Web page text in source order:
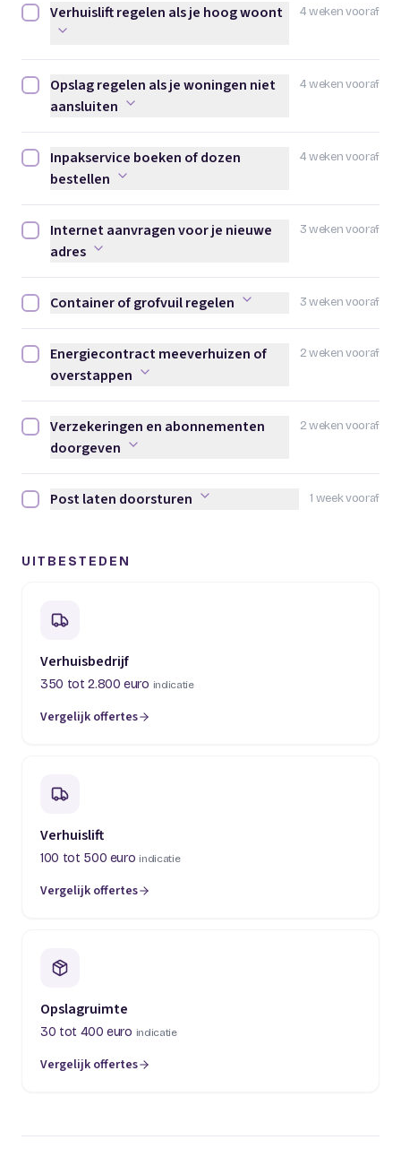
4 weken vooraf
Verhuislift regelen als je hoog woont afvinken
Verhuislift regelen als je hoog woont
4 weken vooraf
Opslag regelen als je woningen niet aansluiten afvinken
Opslag regelen als je woningen niet
aansluiten
4 weken vooraf
Inpakservice boeken of dozen bestellen afvinken
Inpakservice boeken of dozen
bestellen
3 weken vooraf
Internet aanvragen voor je nieuwe adres afvinken
Internet aanvragen voor je nieuwe
adres
3 weken vooraf
Container of grofvuil regelen afvinken
Container of grofvuil regelen
2 weken vooraf
Energiecontract meeverhuizen of overstappen afvinken
Energiecontract meeverhuizen of
overstappen
2 weken vooraf
Verzekeringen en abonnementen doorgeven afvinken
Verzekeringen en abonnementen
doorgeven
1 week vooraf
Post laten doorsturen afvinken
Post laten doorsturen
UITBESTEDEN
Verhuisbedrijf
350 tot 2.800 euro indicatie
Vergelijk offertes
(opent in een nieuw tabblad)
Verhuislift
100 tot 500 euro indicatie
Vergelijk offertes
(opent in een nieuw tabblad)
Opslagruimte
30 tot 400 euro indicatie
Vergelijk offertes
(opent in een nieuw tabblad)